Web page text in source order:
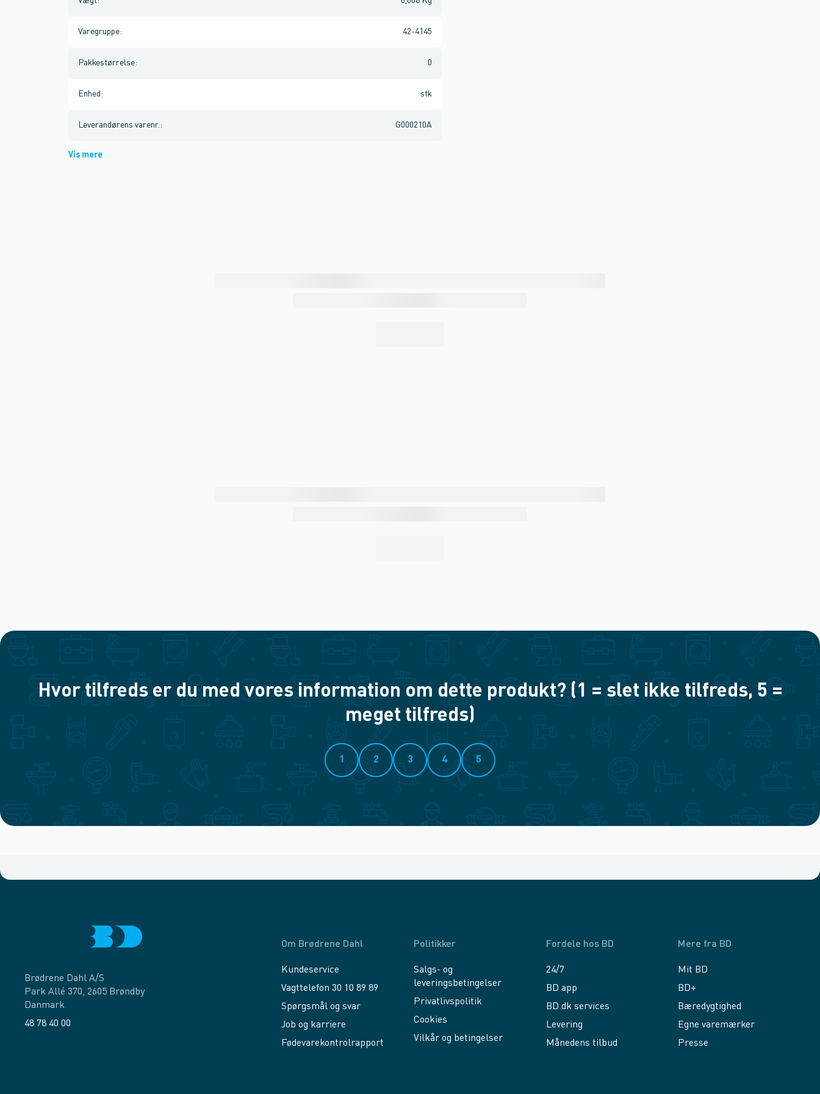
Varegruppe: 42-4145
Pakkestørrelse: 0
Enhed : stk
Leverandørens varenr. : G000210A
Vis mere
Hvor tilfreds er du med vores information om dette produkt? (1 = slet ikke tilfreds, 5 =
meget tilfreds)
1 2 3 4 5
Brødrene Dahl A/S
Park Allé 370, 2605 Brøndby
Danmark
48 78 40 00
Om Brødrene Dahl
Kundeservice
Vagttelefon 30 10 89 89
Spørgsmål og svar
Job og karriere
Fødevarekontrolrapport
Politikker
Salgs- og
leveringsbetingelser
Privatlivspolitik
Cookies
Vilkår og betingelser
Fordele hos BD
24/7
BD app
BD.dk services
Levering
Månedens tilbud
Mere fra BD
Mit BD
BD+
Bæredygtighed
Egne varemærker
Presse